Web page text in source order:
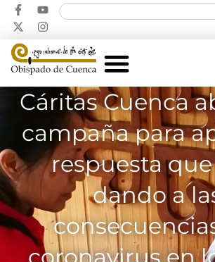
Cáritas Cuenca
campaña para
respuesta
dando a